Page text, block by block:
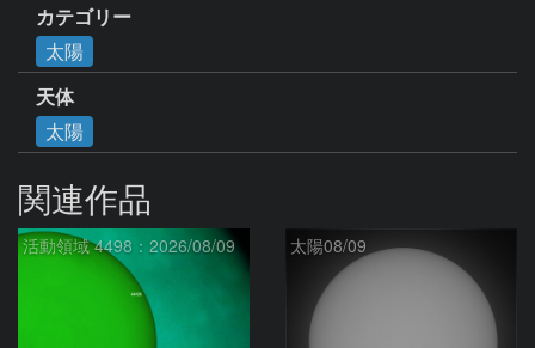
カテゴリー
太陽
天体
太陽
関連作品
活動領域 4498：2026/08/09 太陽08/09